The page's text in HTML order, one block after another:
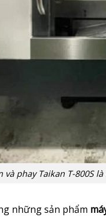
và phay Taikan T-800S
những sản phẩm